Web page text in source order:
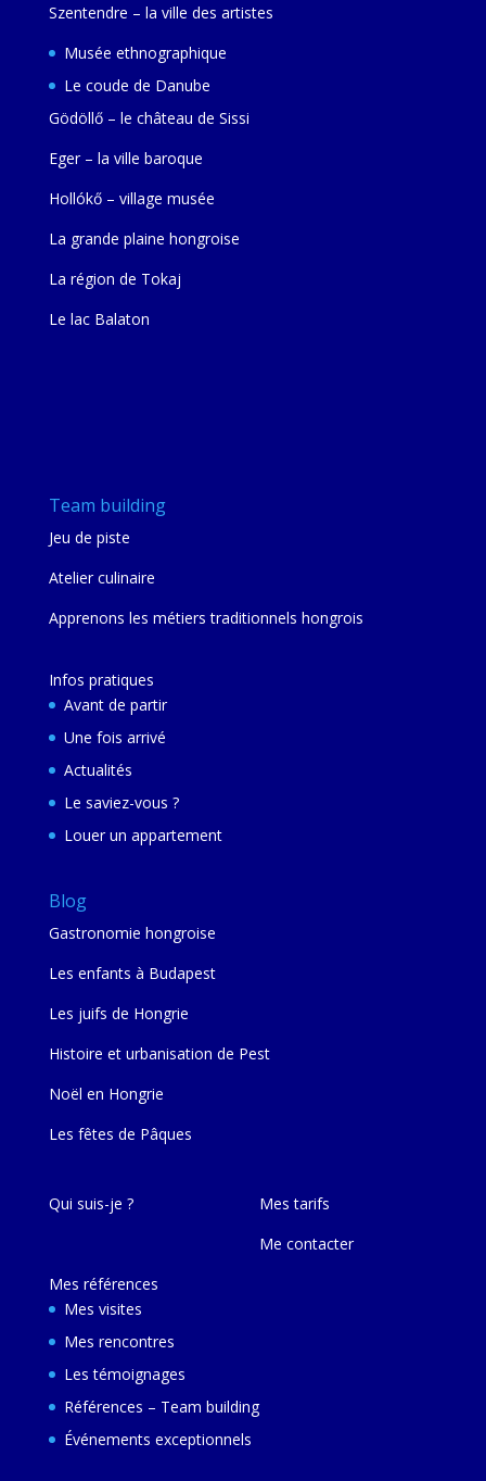
Szentendre – la ville des artistes
Musée ethnographique
Le coude de Danube
Gödöllő – le château de Sissi
Eger – la ville baroque
Hollókő – village musée
La grande plaine hongroise
La région de Tokaj
Le lac Balaton
Team building
Jeu de piste
Atelier culinaire
Apprenons les métiers traditionnels hongrois
Infos pratiques
Avant de partir
Une fois arrivé
Actualités
Le saviez-vous ?
Louer un appartement
Blog
Gastronomie hongroise
Les enfants à Budapest
Les juifs de Hongrie
Histoire et urbanisation de Pest
Noël en Hongrie
Les fêtes de Pâques
Qui suis-je ?
Mes références
Mes visites
Mes rencontres
Les témoignages
Références – Team building
Événements exceptionnels
Mes tarifs
Me contacter